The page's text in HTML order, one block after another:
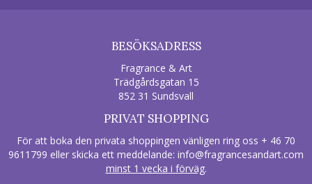
BESÖKSADRESS
Fragrance & Art
Trädgårdsgatan 15
852 31 Sundsvall
PRIVAT SHOPPING
För att boka den privata shoppingen vänligen ring oss + 46 70
9611799 eller skicka ett meddelande: info@fragrancesandart.com
minst 1 vecka i förväg.